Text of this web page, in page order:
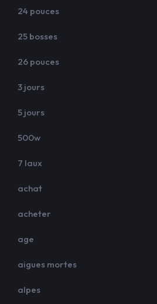
24 pouces
25 bosses
26 pouces
3 jours
5 jours
500w
7 laux
achat
acheter
age
aigues mortes
alpes